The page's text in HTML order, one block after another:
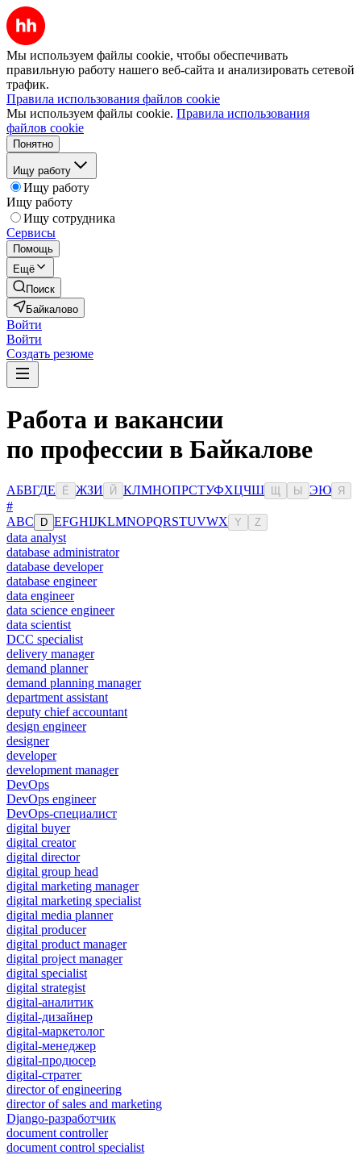
Мы используем файлы cookie, чтобы обеспечивать
правильную работу нашего веб-сайта и анализировать сетевой
трафик.
Правила использования файлов cookie
Мы используем файлы cookie. Правила использования
файлов cookie
Понятно
Ищу работу
Ищу работу
Ищу работу
Ищу сотрудника
Сервисы
Помощь
Ещё
Поиск
Байкалово
Войти
Войти
Создать резюме
Работа и вакансии
по профессии в Байкалове
АБВГДЕ Ё ЖЗИ Й КЛМНОПРСТУФХЦЧШ Ы ЭЮ Я
#
ABC D EFGHIJKLMNOPQRSTUVWX Y Z
data analyst
database administrator
database developer
database engineer
data engineer
data science engineer
data scientist
DCC specialist
delivery manager
demand planner
demand planning manager
department assistant
deputy chief accountant
design engineer
designer
developer
development manager
DevOps
DevOps engineer
DevOps-специалист
digital buyer
digital creator
digital director
digital group head
digital marketing manager
digital marketing specialist
digital media planner
digital producer
digital product manager
digital project manager
digital specialist
digital strategist
digital-аналитик
digital-дизайнер
digital-маркетолог
digital-менеджер
digital-продюсер
digital-стратег
director of engineering
director of sales and marketing
Django-разработчик
document controller
document control specialist